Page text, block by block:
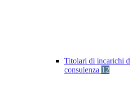
Titolari di incarichi
consulenza 12